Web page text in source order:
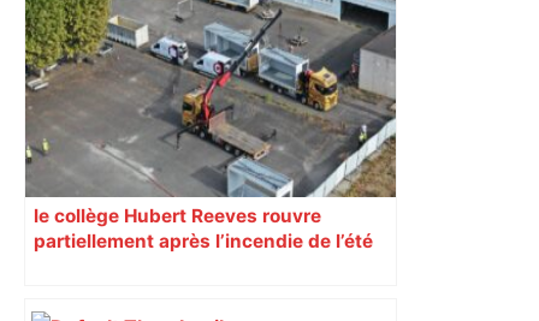
fréquentations du circuit" : Toulouse
est-elle la capitale du poker amateur –
ladepeche.fr
le collège Hubert Reeves rouvre
partiellement après l’incendie de l’été